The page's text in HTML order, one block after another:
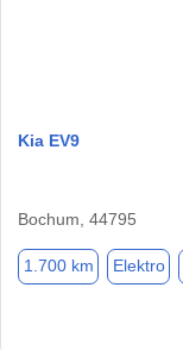
Kia EV9
Bochum, 44795
1.700 km Elektro